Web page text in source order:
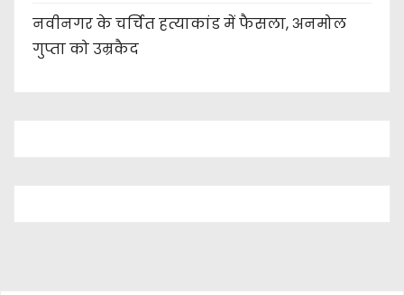
नवीनगर के चर्चित हत्याकांड में फैसला, अनमोल
गुप्ता को उम्रकैद